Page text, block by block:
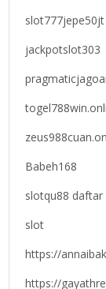
slot777jepe50jt
jackpotslot303
Babeh168
slotqu88 daftar
slot
https://
https://